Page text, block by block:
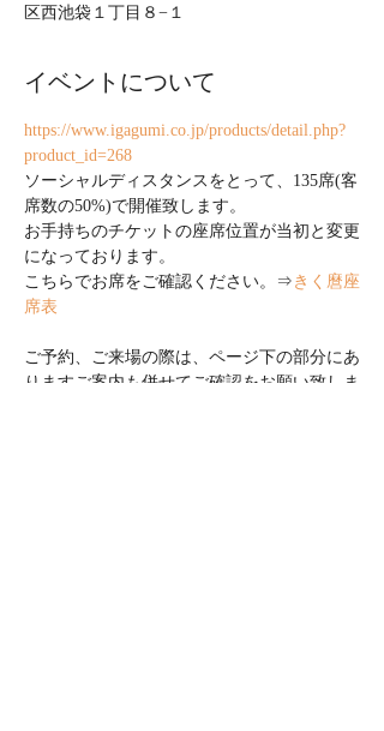
区西池袋１丁目８−１
イベントについて
https://www.igagumi.co.jp/products/detail.php?
product_id=268
ソーシャルディスタンスをとって、135席(客
席数の50%)で開催致します。
お手持ちのチケットの座席位置が当初と変更
になっております。
こちらでお席をご確認ください。⇒ きく麿座
席表
ご予約、ご来場の際は、ページ下の部分にあ
りますご案内も併せてご確認をお願い致しま